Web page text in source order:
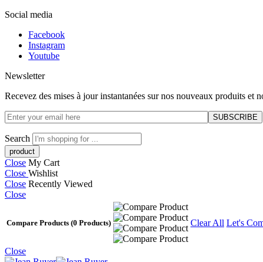
Social media
Facebook
Instagram
Youtube
Newsletter
Recevez des mises à jour instantanées sur nos nouveaux produits et
Search
Close My Cart
Close Wishlist
Close Recently Viewed
Close
Compare Products (0 Products) Clear All Let's
Close